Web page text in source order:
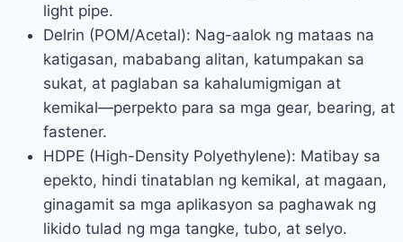
light pipe.
Delrin (POM/Acetal): Nag-aalok ng mataas na
katigasan, mababang alitan, katumpakan sa
sukat, at paglaban sa kahalumigmigan at
kemikal—perpekto para sa mga gear, bearing, at
fastener.
HDPE (High-Density Polyethylene): Matibay sa
epekto, hindi tinatablan ng kemikal, at magaan,
ginagamit sa mga aplikasyon sa paghawak ng
likido tulad ng mga tangke, tubo, at selyo.